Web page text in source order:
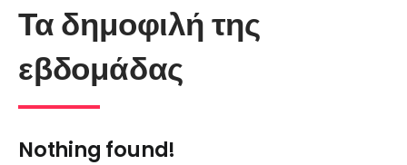
Τα δημοφιλή της
εβδομάδας
Nothing found!